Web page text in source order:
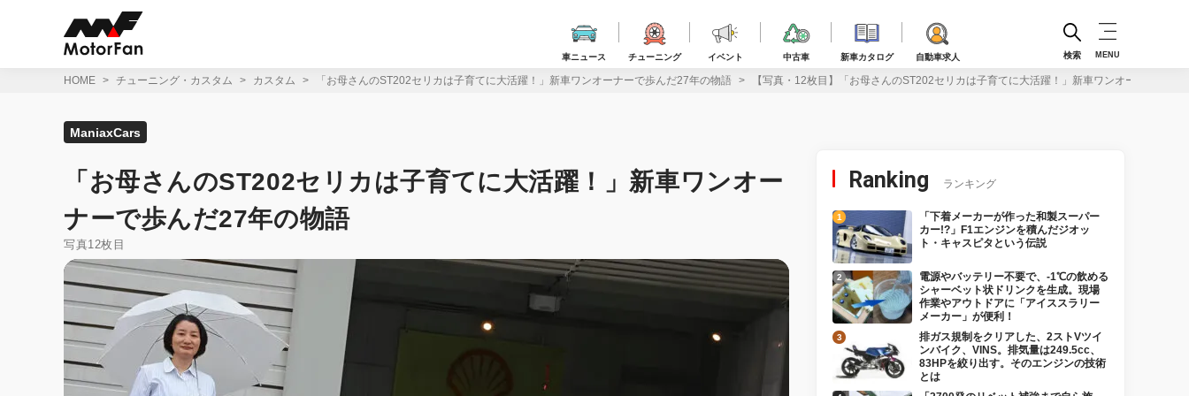
車ニュース チューニング イベント 中古車 新車カタログ 自動車求人 検索 MENU
HOME チューニング・カスタム カスタム 「お母さんのST202セリカは子育てに大活躍！」新車ワンオーナーで歩んだ27年の物語 【写真・12枚目】「お母さんのST202セリカは子育てに大活躍！」新車ワンオーナーで歩
ManiaxCars
「お母さんのST202セリカは子育てに大活躍！」新車ワンオー
ナーで歩んだ27年の物語
写真12枚目
Ranking ランキング
「下着メーカーが作った和製スーパー
カー!?」F1エンジンを積んだジオッ
ト・キャスピタという伝説
電源やバッテリー不要で、-1℃の飲める
シャーベット状ドリンクを生成。現場
作業やアウトドアに「アイススラリー
メーカー」が便利！
排ガス規制をクリアした、2ストVツイ
ンバイク、VINS。排気量は249.5cc、
83HPを絞り出す。そのエンジンの技術
とは